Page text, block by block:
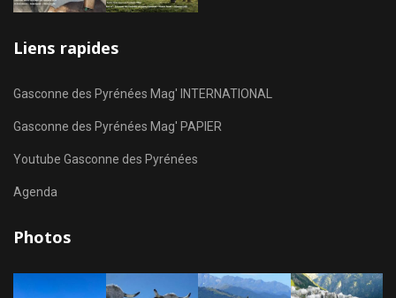
Liens rapides
Gasconne des Pyrénées Mag' INTERNATIONAL
Gasconne des Pyrénées Mag' PAPIER
Youtube Gasconne des Pyrénées
Agenda
Photos